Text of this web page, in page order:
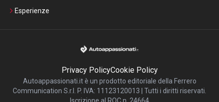
Esperienze
Privacy PolicyCookie Policy
Autoappassionati.it è un prodotto editoriale della Ferrero
Communication S.r.l. P. IVA: 11123120013 | Tutti i diritti riservati.